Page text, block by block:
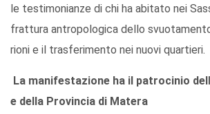
le testimonianze di chi ha abitato nei
frattura antropologica dello
rioni e il trasferimento nei nuovi quartieri.
La manifestazione ha il patrocinio
e della Provincia di Matera